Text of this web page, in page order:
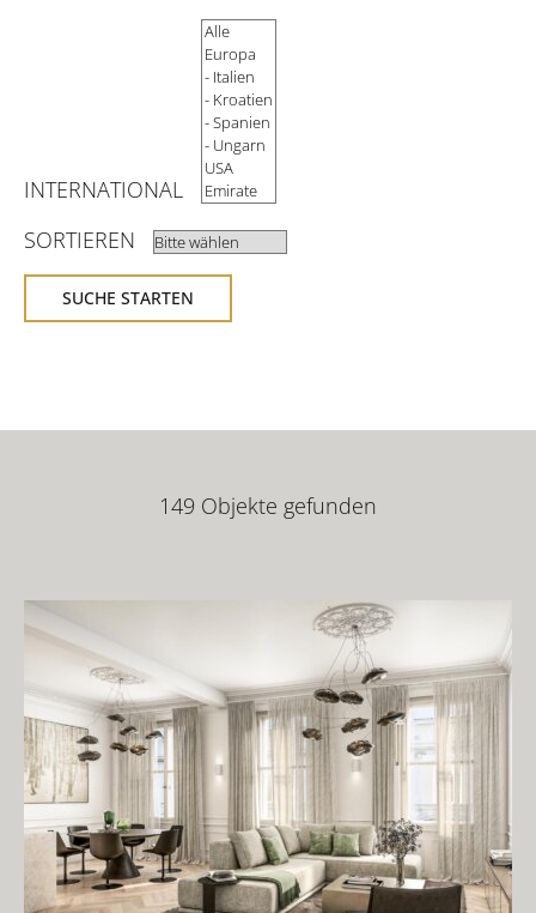
INTERNATIONAL
SORTIEREN
SUCHE STARTEN
149 Objekte gefunden